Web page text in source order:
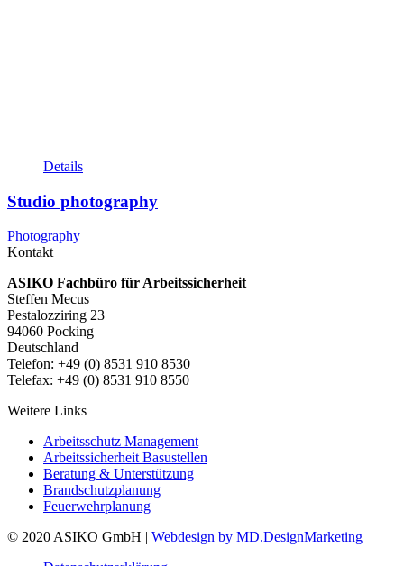
Details
Studio photography
Photography
Kontakt
ASIKO Fachbüro für Arbeitssicherheit
Steffen Mecus
Pestalozziring 23
94060 Pocking
Deutschland
Telefon: +49 (0) 8531 910 8530
Telefax: +49 (0) 8531 910 8550
Weitere Links
Arbeitsschutz Management
Arbeitssicherheit Basustellen
Beratung & Unterstützung
Brandschutzplanung
Feuerwehrplanung
© 2020 ASIKO GmbH | Webdesign by MD.DesignMarketing